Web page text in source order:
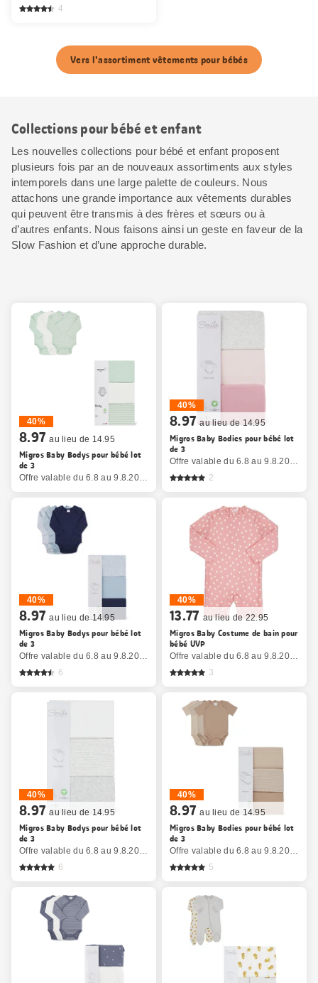
4
Vers l'assortiment vêtements pour bébés
Collections pour bébé et enfant
Les nouvelles collections pour bébé et enfant proposent
plusieurs fois par an de nouveaux assortiments aux styles
intemporels dans une large palette de couleurs. Nous
attachons une grande importance aux vêtements durables
qui peuvent être transmis à des frères et sœurs ou à
d’autres enfants. Nous faisons ainsi un geste en faveur de la
Slow Fashion et d’une approche durable.
40%
8.97 au lieu de 14.95
Migros Baby Bodys pour bébé lot
de 3
Offre valable du 6.8 au 9.8.2026, jusqu’à épuisement du stock.
40%
8.97 au lieu de 14.95
Migros Baby Bodies pour bébé lot
de 3
Offre valable du 6.8 au 9.8.2026, jusqu’à épuisement du stock.
2
40%
8.97 au lieu de 14.95
Migros Baby Bodys pour bébé lot
de 3
Offre valable du 6.8 au 9.8.2026, jusqu’à épuisement du stock.
6
40%
13.77 au lieu de 22.95
Migros Baby Costume de bain pour
bébé UVP
Offre valable du 6.8 au 9.8.2026, jusqu’à épuisement du stock.
3
40%
8.97 au lieu de 14.95
Migros Baby Bodys pour bébé lot
de 3
Offre valable du 6.8 au 9.8.2026, jusqu’à épuisement du stock.
6
40%
8.97 au lieu de 14.95
Migros Baby Bodies pour bébé lot
de 3
Offre valable du 6.8 au 9.8.2026, jusqu’à épuisement du stock.
5